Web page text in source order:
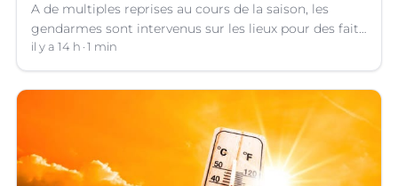
A de multiples reprises au cours de la saison, les
gendarmes sont intervenus sur les lieux pour des faits
de violences, de consommation d'alcool, de rixes, de
tapage, de stationnement...
il y a 14 h 1 min